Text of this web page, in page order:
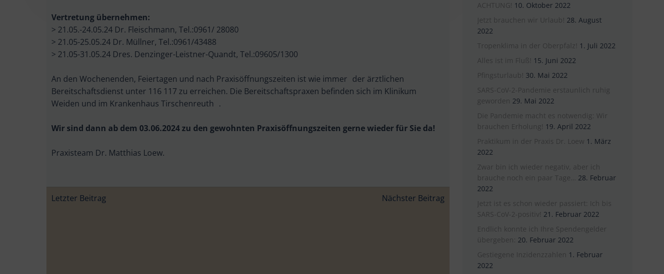
Vertretung übernehmen:
> 21.05.-24.05.24 Dr. Fleischmann, Tel.:0961/ 28080
> 21.05-25.05.24 Dr. Müllner, Tel.:0961/43488
> 21.05-31.05.24 Dres. Denzinger-Leistner-Quandt, Tel.:09605/1300
An den Wochenenden, Feiertagen und nach Praxisöffnungszeiten ist wie immer der ärztlichen
Bereitschaftsdienst unter 116 117 zu erreichen. Die Bereitschaftspraxen befinden sich im Klinikum
Weiden und im Krankenhaus Tirschenreuth .
Wir sind dann ab dem 03.06.2024 zu den gewohnten Praxisöffnungszeiten gerne wieder für Sie da!
Praxisteam Dr. Matthias Loew.
Beitragsnavigation
Letzter Beitrag Beitragsnavigation
Nächster Beitrag
ACHTUNG! 10. Oktober 2022
Jetzt brauchen wir Urlaub! 28. August
2022
Tropenklima in der Oberpfalz! 1. Juli 2022
Alles ist im Fluß! 15. Juni 2022
Pfingsturlaub! 30. Mai 2022
SARS-CoV-2-Pandemie erstaunlich ruhig
geworden 29. Mai 2022
Die Pandemie macht es notwendig: Wir
brauchen Erholung! 19. April 2022
Praktikum in der Praxis Dr. Loew 1. März
2022
Zwar bin ich wieder negativ, aber ich
brauche noch ein paar Tage…
28. Februar
2022
Jetzt ist es schon wieder passiert: Ich bis
SARS-CoV-2-positiv! 21. Februar 2022
Endlich konnte ich Ihre Spendengelder
übergeben: 20. Februar 2022
Gestiegene Inzidenzzahlen 1. Februar
2022